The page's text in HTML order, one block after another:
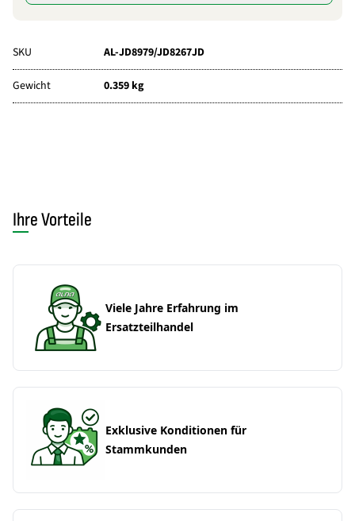
SKU AL-JD8979/JD8267JD
Gewicht 0.359 kg
Ihre Vorteile
Viele Jahre Erfahrung im
Ersatzteilhandel
Exklusive Konditionen für
Stammkunden